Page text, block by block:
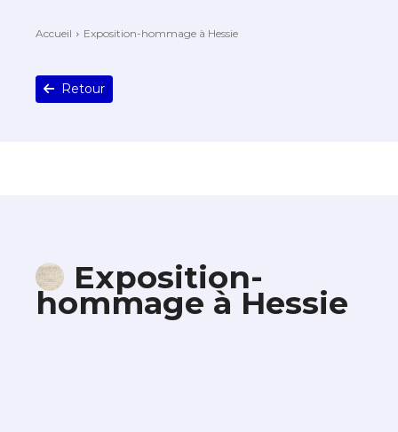
Accueil Exposition-hommage à Hessie
Retour
Exposition-
hommage à Hessie